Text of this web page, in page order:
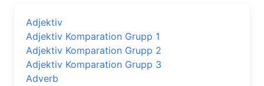
Adjektiv
Adjektiv Komparation Grupp 1
Adjektiv Komparation Grupp 2
Adjektiv Komparation Grupp 3
Adverb